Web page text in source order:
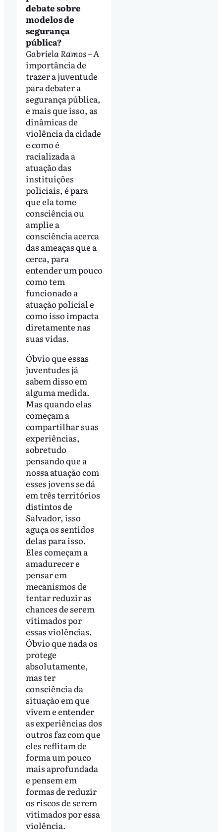
debate sobre
modelos de
segurança
pública?
Gabriela Ramos– A
importância de
trazer a juventude
para debater a
segurança pública,
e mais que isso, as
dinâmicas de
violência da cidade
e como é
racializada a
atuação das
instituições
policiais, é para
que ela tome
consciência ou
amplie a
consciência acerca
das ameaças que a
cerca, para
entender um pouco
como tem
funcionado a
atuação policial e
como isso impacta
diretamente nas
suas vidas.
Óbvio que essas
juventudes já
sabem disso em
alguma medida.
Mas quando elas
começam a
compartilhar suas
experiências,
sobretudo
pensando que a
nossa atuação com
esses jovens se dá
em três territórios
distintos de
Salvador, isso
aguça os sentidos
delas para isso.
Eles começam a
amadurecer e
pensar em
mecanismos de
tentar reduzir as
chances de serem
vitimados por
essas violências.
Óbvio que nada os
protege
absolutamente,
mas ter
consciência da
situação em que
vivem e entender
as experiências dos
outros faz com que
eles reflitam de
forma um pouco
mais aprofundada
e pensem em
formas de reduzir
os riscos de serem
vitimados por essa
violência.